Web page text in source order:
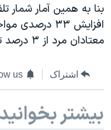
علم و فناوری
اسرائیل در جنگ
گالری عکس
آرشیو پخش زنده
رمز مهسا
ورزش زنان در ایران
اعتراضات زن، زندگی،
مجموعه مستندهای
تریبونال مردمی آبان ۹۸
دادگاه حمید نوری
زبانهای مختلف
افزایش ۳۳
معتادان مرد از ۳ درصد تجاوز نکرده است.
اشتراک us
بیشتر بخوانید